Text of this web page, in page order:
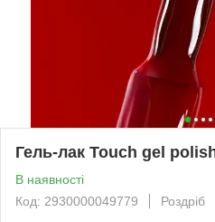
Гель-лак Touch gel
В наявності
Код: 2930000049779
Роздріб